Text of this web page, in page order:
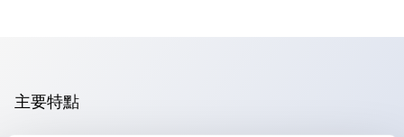
主要特點